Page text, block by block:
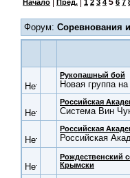
Начало Пред. 1 2 3 4 5 6 7
Форум: Соревнования
Рукопашный бой
Новая группа
Российская
Система Вин
Российская
Российская
Рождественский
Крымски